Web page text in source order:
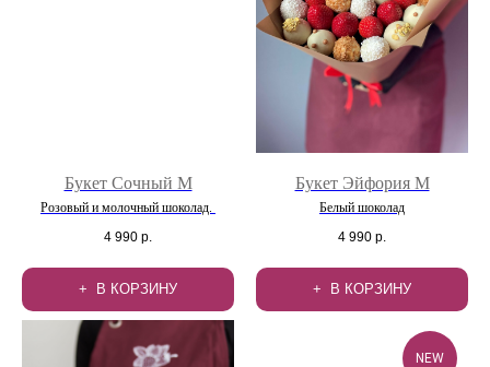
Букет Сочный М
Розовый и молочный шоколад.
4 990 р.
В КОРЗИНУ
Букет Эйфория М
Белый шоколад
4 990 р.
В КОРЗИНУ
NEW